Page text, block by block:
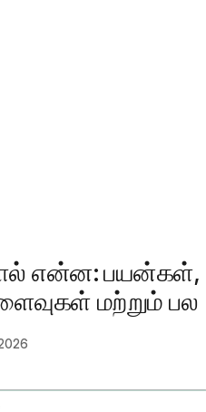
என்ன: பயன்கள்,
மற்றும் பல